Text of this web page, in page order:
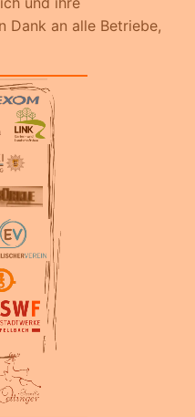
Dank an alle Betriebe,